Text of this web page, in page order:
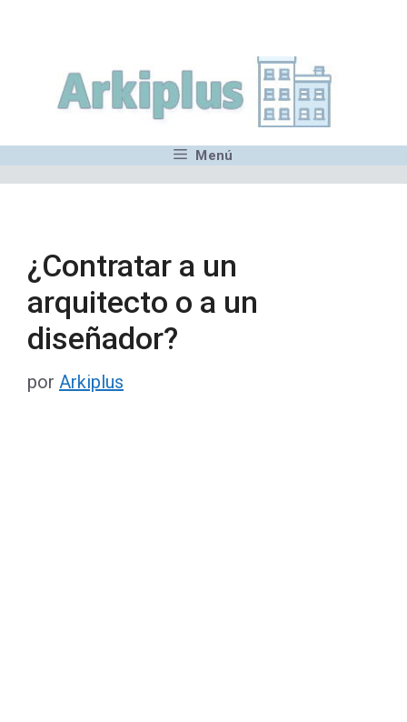
contenido
Menú
¿Contratar a un
arquitecto o a un
diseñador?
por Arkiplus